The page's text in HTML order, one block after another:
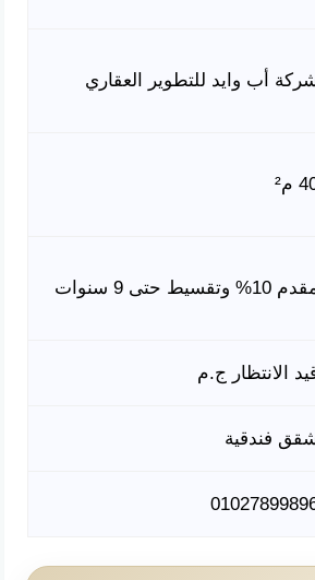
أب وايد للتطوير العقاري
م²
10% وتقسيط حتى 9 سنوات
الانتظار ج.م
فندقية